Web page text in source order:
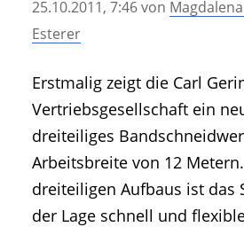
• Geschichte und
• Messen und
• Agritechnica Neuheiten
• Artikel nach Hersteller/
25.10.2011, 7:46von
Esterer
Erstmalig zeigt die Carl
Vertriebsgesellschaft ein
dreiteiliges
Arbeitsbreite von 12
dreiteiligen Aufbaus ist das
der Lage schnell und